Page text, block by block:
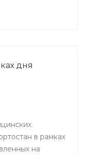
дня
в рамках
на